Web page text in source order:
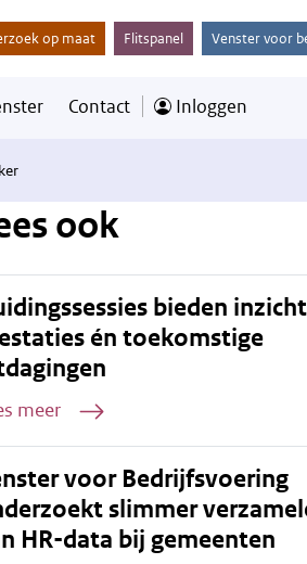
op maat Flitspanel Venster voor
Contact Inloggen
ook
bieden
én toekomstige
meer
voor Bedrijfsvoering
slimmer
HR-data bij gemeenten